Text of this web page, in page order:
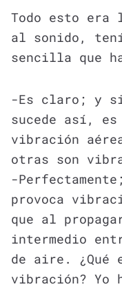
Todo esto era
al sonido,
sencilla que
-Es claro; y
sucede así,
vibración
otras son
-
provoca
que al
intermedio
de aire. ¿Qué
vibración? Yo